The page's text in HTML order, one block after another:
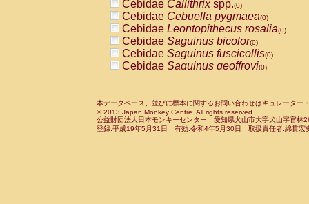
CercopithecidaeCercocebus agilis
CercopithecidaeCercocebus
CercopithecidaeCercocebus
CercopithecidaeCercocebus
CercopithecidaeCercocebus
CercopithecidaeCercocebushybrid
CercopithecidaePapio anubis(0)
CercopithecidaePapio cynocephalus
CercopithecidaePapio hamadryas(0)
Cebidae Callithrixspp.(0)
Cebidae Cebuella pygmaea(0)
Cebidae Leontopithecus rosalia(0)
Cebidae Saguinus bicolor(0)
Cebidae Saguinus fuscicollis(0)
Cebidae Saguinus geoffroyi(0)
CebidaeSaguinus leucopus(0)
CebidaeSaguinus midas(0)
Cebidae Saguinus mystax(0)
本データベース、並びに標本に関するお問い合わせはキュレータ
© 2013 Japan Monkey Centre. All rights reserved.
公益財団法人日本モンキーセンター 愛知県犬山市大字犬山字官
登録:平成19年5月31日 有効:令和4年5月30日 取扱責任者:綿貫宏